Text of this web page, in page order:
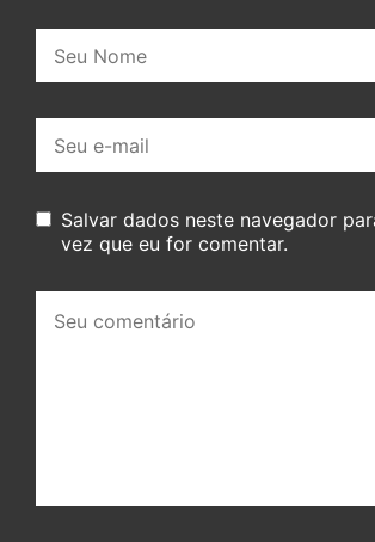
mail:
Salvar dados neste navegador
vez que eu for comentar.
comentário: